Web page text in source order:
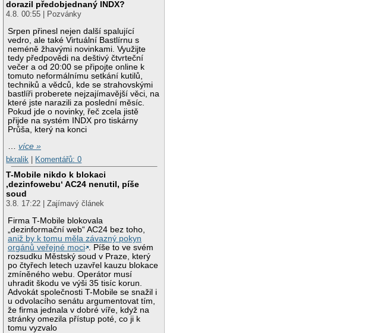
dorazil předobjednaný INDX?
4.8. 00:55 | Pozvánky
Srpen přinesl nejen další spalující
vedro, ale také Virtuální Bastlírnu s
neméně žhavými novinkami. Využijte
tedy předpovědi na deštivý čtvrteční
večer a od 20:00 se připojte online k
tomuto neformálnímu setkání kutilů,
techniků a vědců, kde se strahovskými
bastlíři proberete nejzajímavější věci, na
které jste narazili za poslední měsíc.
Pokud jde o novinky, řeč zcela jistě
přijde na systém INDX pro tiskárny
Průša, který na konci
…více »
bkralik | Komentářů: 0
T-Mobile nikdo k blokaci
‚dezinfowebu‘ AC24 nenutil, píše
soud
3.8. 17:22 | Zajímavý článek
Firma T-Mobile blokovala
„dezinformační web“ AC24 bez toho,
aniž by k tomu měla závazný pokyn
orgánů veřejné moci
. Píše to ve svém
rozsudku Městský soud v Praze, který
po čtyřech letech uzavřel kauzu blokace
zmíněného webu. Operátor musí
uhradit škodu ve výši 35 tisíc korun.
Advokát společnosti T-Mobile se snažil i
u odvolacího senátu argumentovat tím,
že firma jednala v dobré víře, když na
stránky omezila přístup poté, co ji k
tomu vyzvalo